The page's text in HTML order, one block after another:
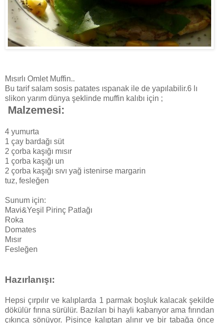
Mısırlı Omlet Muffin..
Bu tarif salam sosis patates ıspanak ile de yapılabilir.6 lı
slikon yarım dünya şeklinde muffin kalıbı için ;
Malzemesi:
4 yumurta
1 çay bardağı süt
2 çorba kaşığı mısır
1 çorba kaşığı un
2 çorba kaşığı sıvı yağ istenirse margarin
tuz, fesleğen
Sunum için:
Mavi&Yeşil Pirinç Patlağı
Roka
Domates
Mısır
Fesleğen
Hazırlanışı:
Hepsi çırpılır ve kalıplarda 1 parmak boşluk kalacak şekilde
dökülür fırına sürülür. Bazıları bi hayli kabarıyor ama fırından
çıkınca sönüyor. Pişince kalıptan alınır ve bir tabağa önce